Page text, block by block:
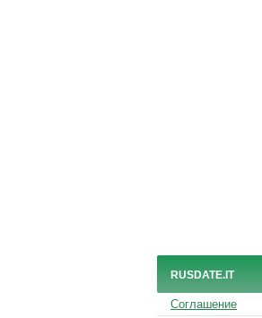
RUSDATE.IT
Соглашение